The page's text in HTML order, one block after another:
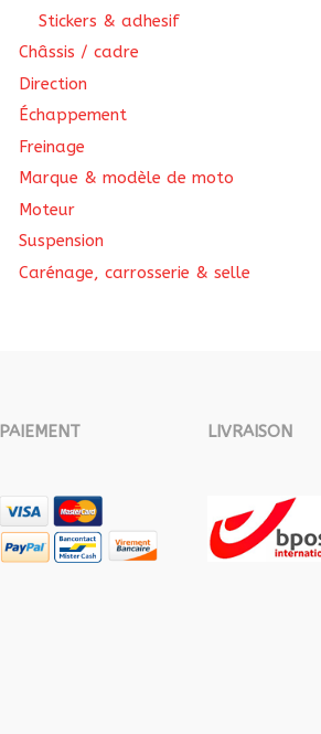
Stickers & adhesif
Châssis / cadre
Direction
Échappement
Freinage
Marque & modèle de moto
Moteur
Suspension
Carénage, carrosserie & selle
PAIEMENT LIVRAISON